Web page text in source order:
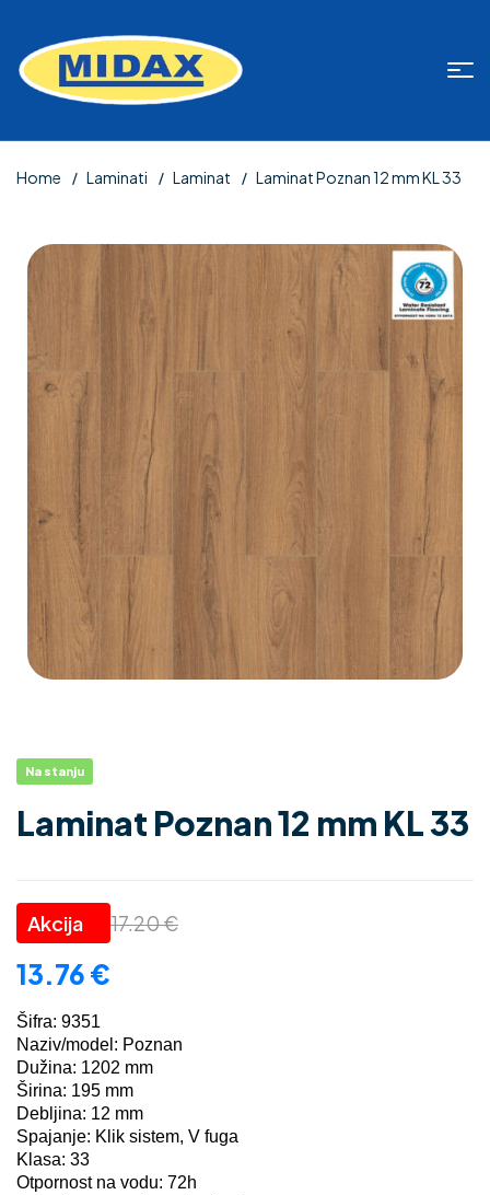
Home Laminati Laminat Laminat Poznan 12 mm KL 33
Na stanju
Laminat Poznan 12 mm KL 33
17.20€
13.76 €
Šifra: 9351
Naziv/model: Poznan
Dužina: 1202 mm
Širina: 195 mm
Debljina: 12 mm
Spajanje: Klik sistem, V fuga
Klasa: 33
Otpornost na vodu: 72h